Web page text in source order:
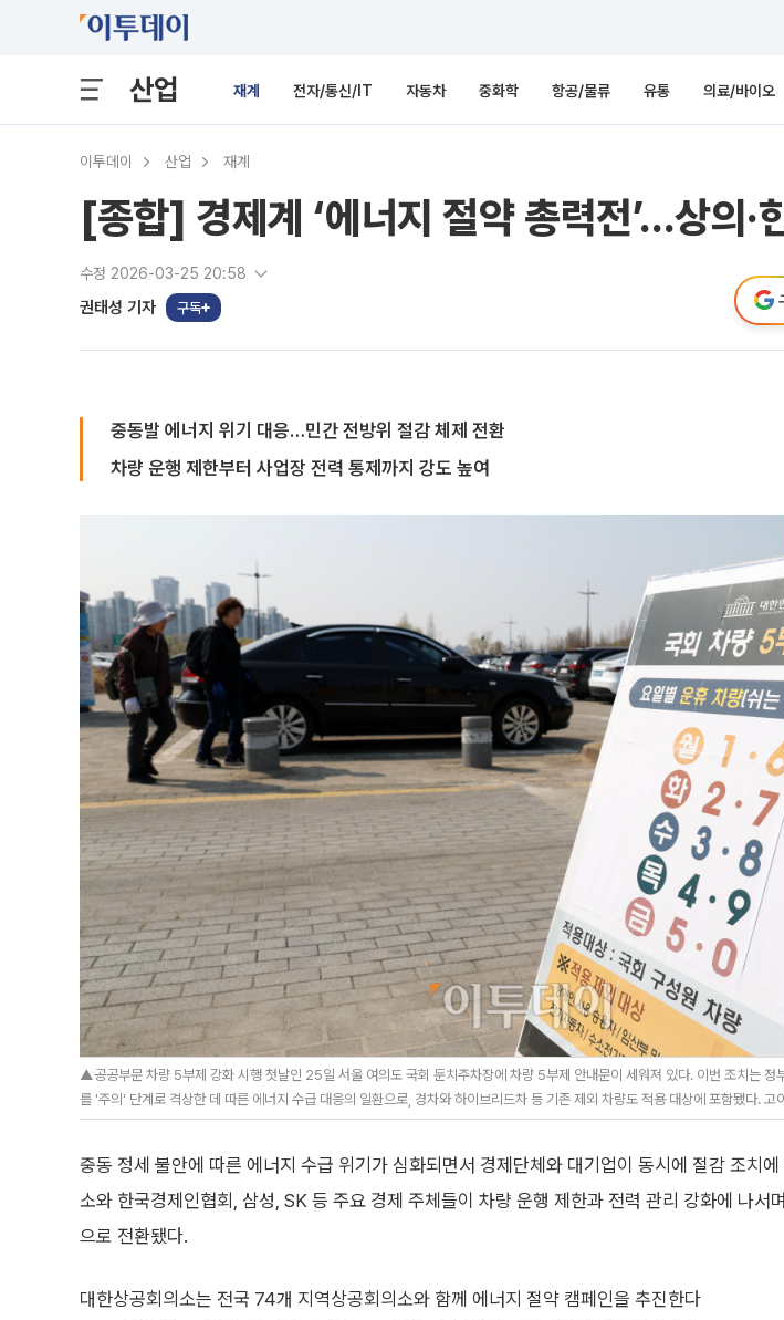
산업 재계 전자/통신/IT 자동차 중화학 항공/물류 유통 의료/바이오
이투데이 산업 재계
[종합] 경제계 ‘에너지 절약 총력전’…상의·
수정 2026-03-25 20:58
권태성 기자 구독
중동발 에너지 위기 대응…민간 전방위 절감 체제 전환
차량 운행 제한부터 사업장 전력 통제까지 강도 높여
▲공공부문 차량 5부제 강화 시행 첫날인 25일 서울 여의도 국회 둔치주차장에 차량 5부제 안내문이 세워져 있다. 이번 조치는 정
를 '주의' 단계로 격상한 데 따른 에너지 수급 대응의 일환으로, 경차와 하이브리드차 등 기존 제외 차량도 적용 대상에 포함됐다.
중동 정세 불안에 따른 에너지 수급 위기가 심화되면서 경제단체와 대기업이 동시에 절감 조치에
소와 한국경제인협회, 삼성, SK 등 주요 경제 주체들이 차량 운행 제한과 전력 관리 강화에 나서
으로 전환됐다.
대한상공회의소는 전국 74개 지역상공회의소와 함께 에너지 절약 캠페인을 추진한다